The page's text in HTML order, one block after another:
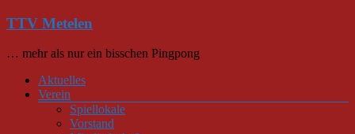
Zum
springen
TTV Metelen
… mehr als nur ein bisschen Pingpong
Menü
Aktuelles
Verein
Spiellokale
Vorstand